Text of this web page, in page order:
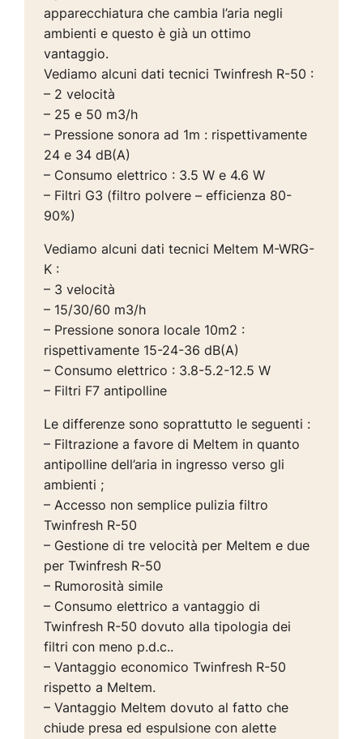
apparecchiatura che cambia l’aria negli
ambienti e questo è già un ottimo
vantaggio.
Vediamo alcuni dati tecnici Twinfresh R-50 :
– 2 velocità
– 25 e 50 m3/h
– Pressione sonora ad 1m : rispettivamente
24 e 34 dB(A)
– Consumo elettrico : 3.5 W e 4.6 W
– Filtri G3 (filtro polvere – efficienza 80-
90%)
Vediamo alcuni dati tecnici Meltem M-WRG-
K :
– 3 velocità
– 15/30/60 m3/h
– Pressione sonora locale 10m2 :
rispettivamente 15-24-36 dB(A)
– Consumo elettrico : 3.8-5.2-12.5 W
– Filtri F7 antipolline
Le differenze sono soprattutto le seguenti :
– Filtrazione a favore di Meltem in quanto
antipolline dell’aria in ingresso verso gli
ambienti ;
– Accesso non semplice pulizia filtro
Twinfresh R-50
– Gestione di tre velocità per Meltem e due
per Twinfresh R-50
– Rumorosità simile
– Consumo elettrico a vantaggio di
Twinfresh R-50 dovuto alla tipologia dei
filtri con meno p.d.c..
– Vantaggio economico Twinfresh R-50
rispetto a Meltem.
– Vantaggio Meltem dovuto al fatto che
chiude presa ed espulsione con alette